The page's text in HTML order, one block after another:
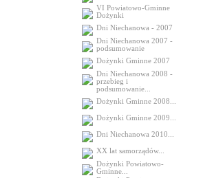
VI Powiatowo-Gminne
Dożynki
Dni Niechanowa - 2007
Dni Niechanowa 2007 -
podsumowanie
Dożynki Gminne 2007
Dni Niechanowa 2008 -
przebieg i
podsumowanie...
Dożynki Gminne 2008...
Dożynki Gminne 2009...
Dni Niechanowa 2010...
XX lat samorządów...
Dożynki Powiatowo-
Gminne...